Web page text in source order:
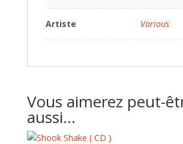
Artiste Various
Vous aimerez peut-
aussi…